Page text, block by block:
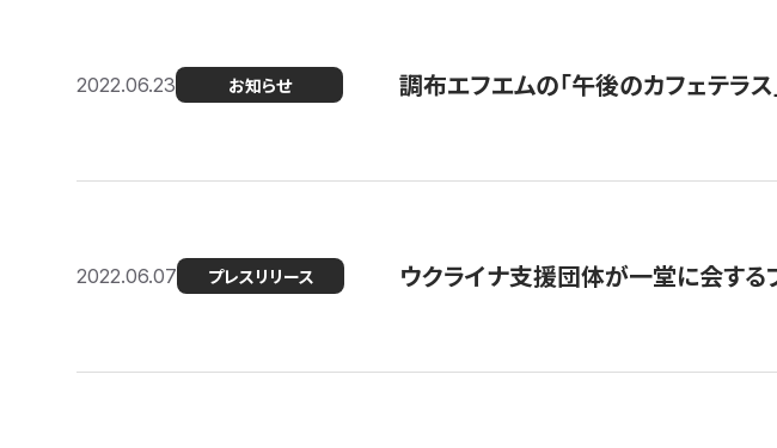
2022.06.23 お知らせ 調布エフエムの「午後のカフェテラ
2022.06.07 プレスリリース ウクライナ支援団体が一堂に会する